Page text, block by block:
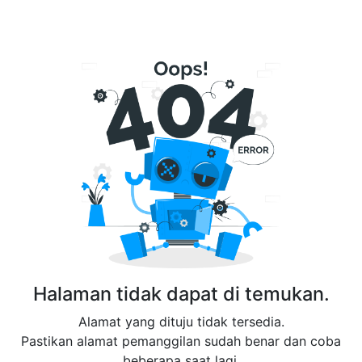
Halaman tidak dapat di temukan.
Alamat yang dituju tidak tersedia.
Pastikan alamat pemanggilan sudah benar dan coba